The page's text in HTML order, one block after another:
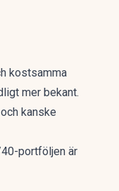
kostsamma
mer bekant.
kanske
portföljen är